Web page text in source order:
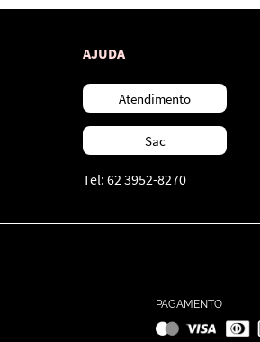
AJUDA
Atendimento
Sac
Tel: 62 3952-8270
PAGAMENTO